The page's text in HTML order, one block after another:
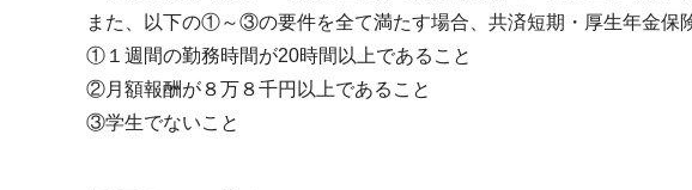
また、以下の①～③の要件を全て満たす場合、共済短期・厚生年金保
①１週間の勤務時間が20時間以上であること
②月額報酬が８万８千円以上であること
③学生でないこと